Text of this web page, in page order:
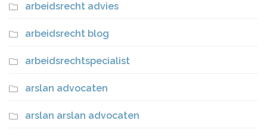
arbeidsrecht advies
arbeidsrecht blog
arbeidsrechtspecialist
arslan advocaten
arslan arslan advocaten